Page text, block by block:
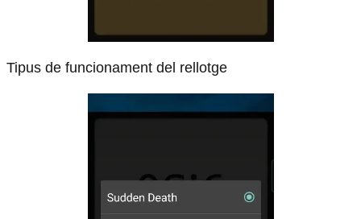
Tipus de funcionament del rellotge